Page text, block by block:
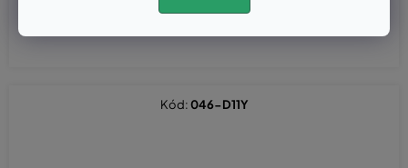
Kód:046-D11Y